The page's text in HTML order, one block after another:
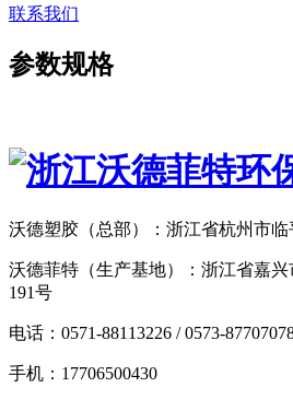
联系我们
参数规格
沃德塑胶（总部）：浙江省杭州市
沃德菲特（生产基地）：浙江省嘉
191号
电话：0571-88113226 / 0573-
手机：17706500430